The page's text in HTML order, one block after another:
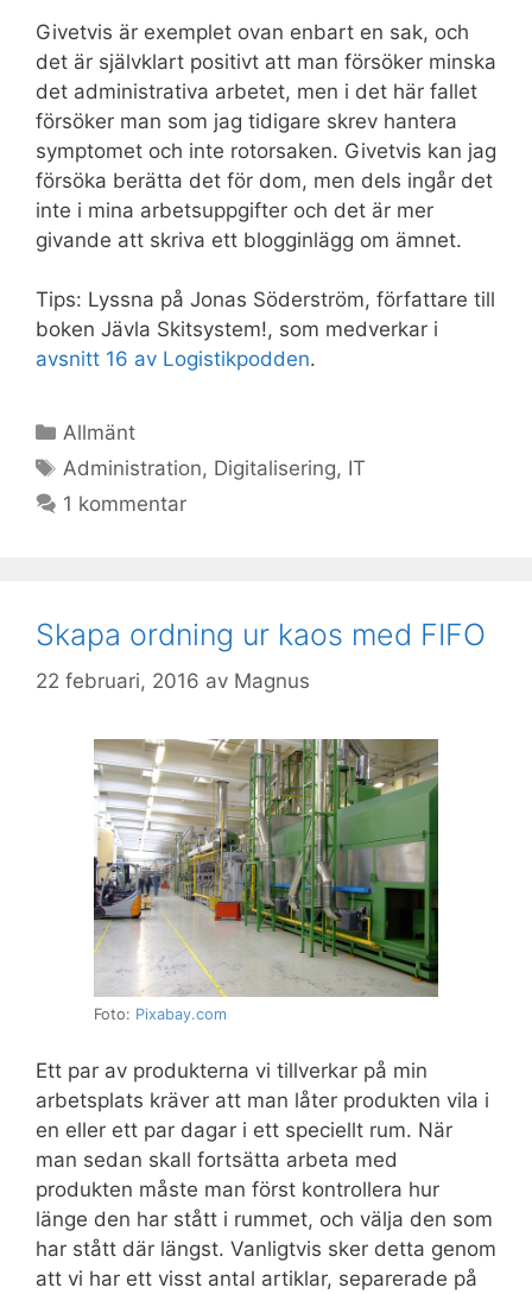
Givetvis är exemplet ovan enbart en sak, och
det är självklart positivt att man försöker minska
det administrativa arbetet, men i det här fallet
försöker man som jag tidigare skrev hantera
symptomet och inte rotorsaken. Givetvis kan jag
försöka berätta det för dom, men dels ingår det
inte i mina arbetsuppgifter och det är mer
givande att skriva ett blogginlägg om ämnet.
Tips: Lyssna på Jonas Söderström, författare till
boken Jävla Skitsystem!, som medverkar i
avsnitt 16 av Logistikpodden.
Kategorier
Allmänt
Etiketter
Administration, Digitalisering, IT
1 kommentar
Skapa ordning ur kaos med FIFO
22 februari, 2016 av Magnus
Foto: Pixabay.com
Ett par av produkterna vi tillverkar på min
arbetsplats kräver att man låter produkten vila i
en eller ett par dagar i ett speciellt rum. När
man sedan skall fortsätta arbeta med
produkten måste man först kontrollera hur
länge den har stått i rummet, och välja den som
har stått där längst. Vanligtvis sker detta genom
att vi har ett visst antal artiklar, separerade på